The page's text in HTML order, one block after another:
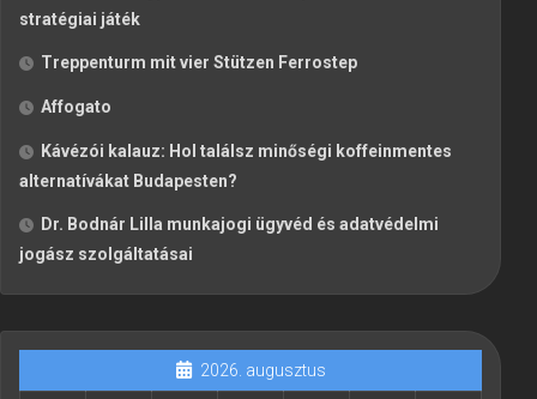
stratégiai játék
Treppenturm mit vier Stützen Ferrostep
Affogato
Kávézói kalauz: Hol találsz minőségi koffeinmentes
alternatívákat Budapesten?
Dr. Bodnár Lilla munkajogi ügyvéd és adatvédelmi
jogász szolgáltatásai
2026. augusztus